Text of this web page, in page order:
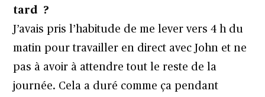
tard ?
J’avais pris l’habitude de me lever vers 4 h du
matin pour travailler en direct avec John et ne
pas à avoir à attendre tout le reste de la
journée. Cela a duré comme ça pendant